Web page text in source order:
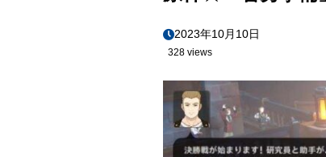
2023年10月10日
328 views